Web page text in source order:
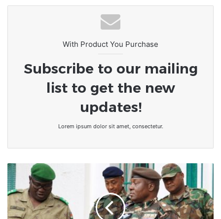
With Product You Purchase
Subscribe to our mailing
list to get the new
updates!
Lorem ipsum dolor sit amet, consectetur.
Niger
|
Malgré
les
sanctions